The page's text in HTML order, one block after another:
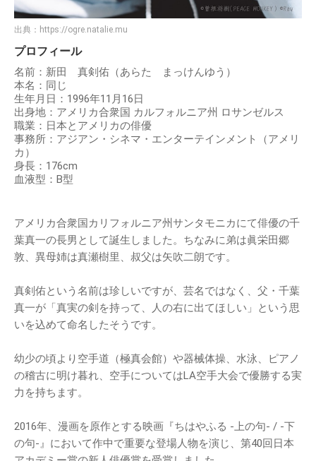
出典： https://ogre.natalie.mu
プロフィール
名前：新田 真剣佑（あらた まっけんゆう）
本名：同じ
生年月日：1996年11月16日
出身地：アメリカ合衆国 カルフォルニア州 ロサンゼルス
職業：日本とアメリカの俳優
事務所：アジアン・シネマ・エンターテインメント（アメリ
カ）
身長：176cm
血液型：B型
アメリカ合衆国カリフォルニア州サンタモニカにて俳優の千
葉真一の長男として誕生しました。ちなみに弟は眞栄田郷
敦、異母姉は真瀬樹里、叔父は矢吹二朗です。
真剣佑という名前は珍しいですが、芸名ではなく、父・千葉
真一が「真実の剣を持って、人の右に出てほしい」という思
いを込めて命名したそうです。
幼少の頃より空手道（極真会館）や器械体操、水泳、ピアノ
の稽古に明け暮れ、空手についてはLA空手大会で優勝する実
力を持ちます。
2016年、漫画を原作とする映画『ちはやふる -上の句- / -下
の句-』において作中で重要な登場人物を演じ、第40回日本